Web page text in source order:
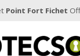
Point Fort Fichet